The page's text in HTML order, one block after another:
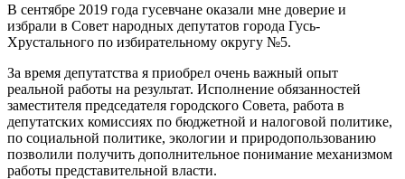
В сентябре 2019 года гусевчане оказали мне доверие и
избрали в Совет народных депутатов города Гусь­-
Хрустального по избирательному округу №5.
За время депутатства я приобрел очень важный опыт
реальной работы на результат. Исполнение обязанностей
заместителя председателя городского Совета, работа в
депутатских комиссиях по бюджетной и налоговой политике,
по социальной политике, экологии и природопользованию
позволили получить дополнительное понимание механизмом
работы представительной власти.